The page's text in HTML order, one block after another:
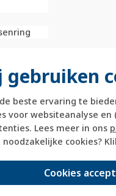
gebruiken
beste ervaring te
voor websiteanalyse en
Lees meer in ons
noodzakelijke cookies?
Cookies